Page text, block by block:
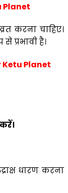
Planet
करना चाहिए।
प्रभावी है।
Ketu Planet
धारण करना